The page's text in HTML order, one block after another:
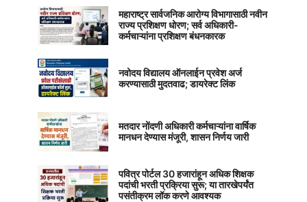
महाराष्ट्र सार्वजनिक आरोग्य विभागासाठी नवीन
राज्य प्रशिक्षण धोरण; सर्व अधिकारी-
कर्मचाऱ्यांना प्रशिक्षण बंधनकारक
नवोदय विद्यालय ऑनलाईन प्रवेश अर्ज
करण्यासाठी मुदतवाढ; डायरेक्ट लिंक
मतदार नोंदणी अधिकारी कर्मचाऱ्यांना वार्षिक
मानधन देण्यास मंजूरी, शासन निर्णय जारी
पवित्र पोर्टल 30 हजारांहून अधिक शिक्षक
पदांची भरती प्रक्रिया सुरू; या तारखेपर्यंत
पसंतीक्रम लॉक करणे आवश्यक